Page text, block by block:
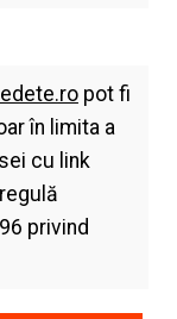
pot fi
în limita a
cu link
privind